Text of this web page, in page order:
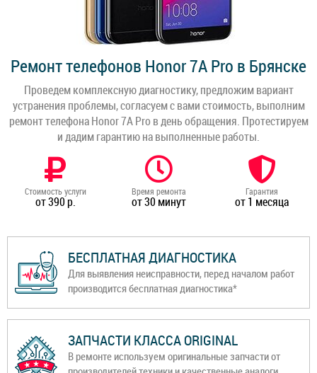
Ремонт телефонов Honor 7A Pro в Брянске
Проведем комплексную диагностику, предложим вариант
устранения проблемы, согласуем с вами стоимость, выполним
ремонт телефона Honor 7A Pro в день обращения. Протестируем
и дадим гарантию на выполненные работы.
Стоимость услуги
от 390 р.
Время ремонта
от 30 минут
Гарантия
от 1 месяца
БЕСПЛАТНАЯ ДИАГНОСТИКА
Для выявления неисправности, перед началом работ
производится бесплатная диагностика*
ЗАПЧАСТИ КЛАССА ORIGINAL
В ремонте используем оригинальные запчасти от